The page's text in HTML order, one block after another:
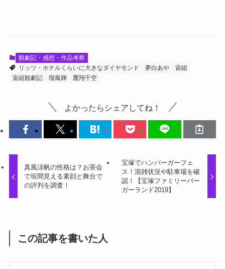
観劇記・感想・作品考察
リッツ・ホテルくらいに大きなダイヤモンド
夢白あや
宙組
宙組観劇記
瑠風輝 鷹翔千空
よかったらシェアしてね！
真風涼帆の性格は？お茶会
で垣間見える素顔と舞台で
の評判を調査！
宝塚でハンバーガーフェ
ス！混雑状況や駐車場を確
認！【宝塚ファミリーバー
ガーランド2019】
この記事を書いた人